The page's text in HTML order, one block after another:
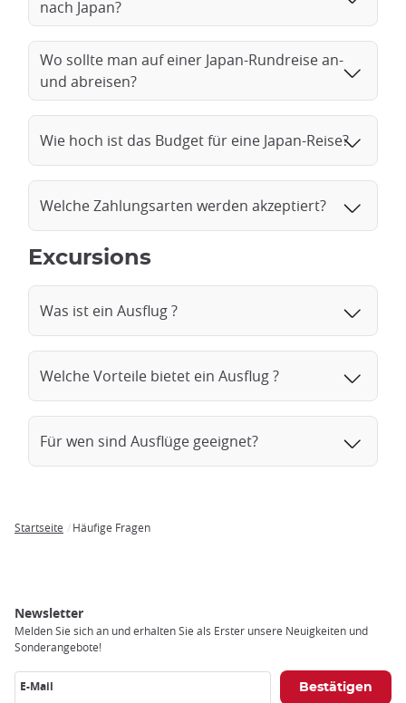
nach Japan?
Wo sollte man auf einer Japan-Rundreise an-
und abreisen?
Wie hoch ist das Budget für eine Japan-Reise?
Welche Zahlungsarten werden akzeptiert?
Excursions
Was ist ein Ausflug ?
Welche Vorteile bietet ein Ausflug ?
Für wen sind Ausflüge geeignet?
Startseite Häufige Fragen
Newsletter
Melden Sie sich an und erhalten Sie als Erster unsere Neuigkeiten und
Sonderangebote!
E-Mail